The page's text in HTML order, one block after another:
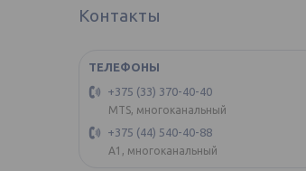
Контакты
+375 (33) 370-40-40
MTS, многоканальный
+375 (44) 540-40-88
А1, многоканальный